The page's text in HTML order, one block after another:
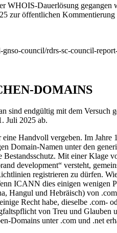
Dauerlösung
zur öffentlichen
council/rdrs-sc-council-
DOMAINS
sind endgültig mit dem
Juli 2025 ab.
Handvoll vergeben. Im
Domain-Namen unter den
Mit einer
development“ versteht,
registrieren zu dürfen.
ICANN dies einigen wenigen
Hangul und Hebräisch) von
Recht habe, dieselbe
von Treu und
Domains unter .com und .net